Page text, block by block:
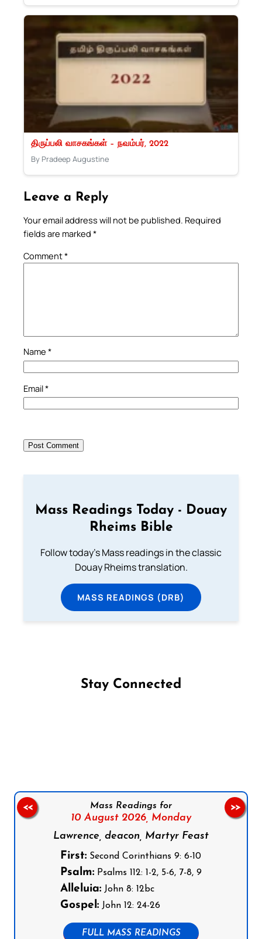
திருப்பலி வாசகங்கள் – நவம்பர், 2022
By Pradeep Augustine
Leave a Reply
Your email address will not be published. Required
fields are marked *
Comment*
Name *
Email*
Mass Readings Today - Douay
Rheims Bible
Follow today's Mass readings in the classic
Douay Rheims translation.
MASS READINGS (DRB)
Stay Connected
Mass Readings for
10 August 2026, Monday
Lawrence, deacon, Martyr Feast
First: Second Corinthians 9: 6-10
Psalm: Psalms 112: 1-2, 5-6, 7-8, 9
Alleluia: John 8: 12bc
Gospel: John 12: 24-26
FULL MASS READINGS
<< >>